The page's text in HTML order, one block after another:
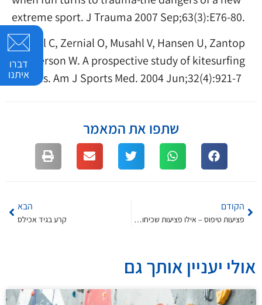
extreme sport. J Trauma 2007 Sep;63(3):E76-80.
3Nickel C, Zernial O, Musahl V, Hansen U, Zantop
T, Peterson W. A prospective study of kitesurfing
injuries. Am J Sports Med. 2004 Jun;32(4):921-7
שתפו את המאמר
הקודם
פציעות טיפוס – אילו פציעות שכיחות בקרב מטפסים וכיצד מטפלים בהן
הבא
קרע בגיד אכילס
אולי יעניין אותך גם
דברו
איתנו